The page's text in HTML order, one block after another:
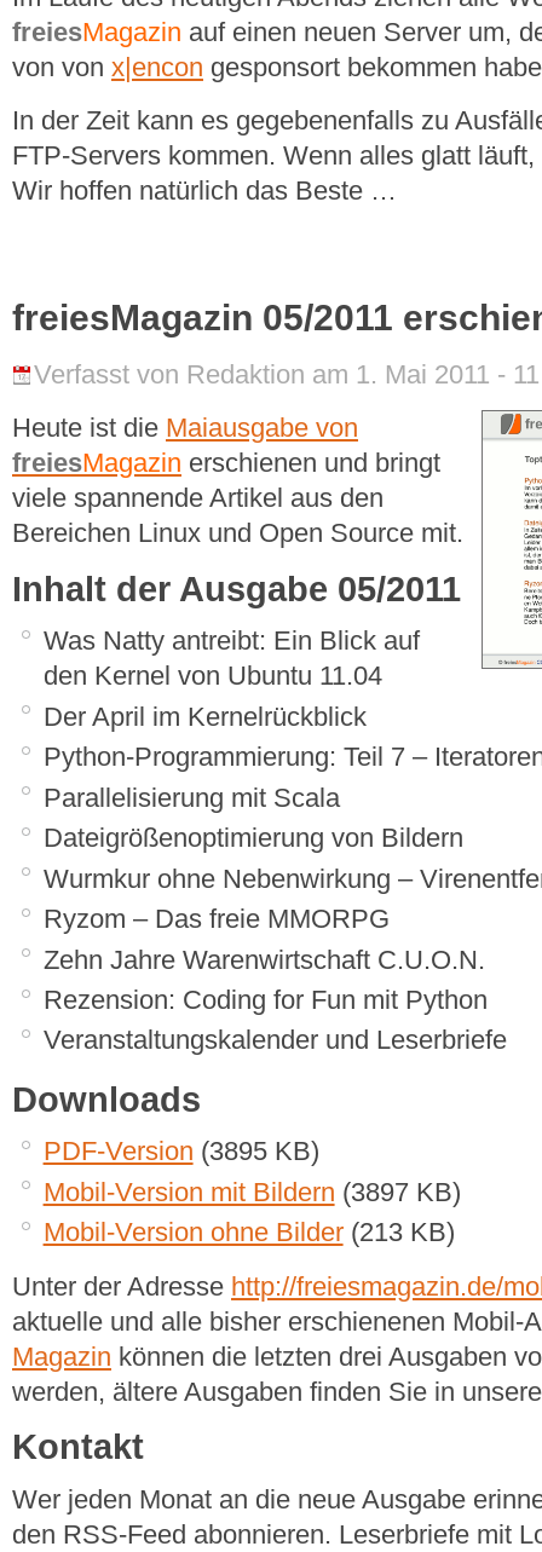
freiesMagazin auf einen neuen Server um,
von von x|encon gesponsort bekommen
In der Zeit kann es gegebenenfalls zu
FTP-Servers kommen. Wenn alles glatt
Wir hoffen natürlich das Beste …
freiesMagazin 05/2011
Verfasst von Redaktion am 1. Mai 2011 -
Heute ist die Maiausgabe von
freiesMagazin erschienen und bringt
viele spannende Artikel aus den
Bereichen Linux und Open Source mit.
Inhalt der Ausgabe 05/2011
Was Natty antreibt: Ein Blick auf
den Kernel von Ubuntu 11.04
Der April im Kernelrückblick
Python-Programmierung: Teil 7 –
Parallelisierung mit Scala
Dateigrößenoptimierung von Bildern
Wurmkur ohne Nebenwirkung –
Ryzom – Das freie MMORPG
Zehn Jahre Warenwirtschaft C.U.O.N.
Rezension: Coding for Fun mit Python
Veranstaltungskalender und Leserbriefe
Downloads
PDF-Version (3895 KB)
Mobil-Version mit Bildern (3897 KB)
Mobil-Version ohne Bilder(213 KB)
Unter der Adresse http://freiesmagazin.de/
aktuelle und alle bisher erschienenen Mobil-
Magazin können die letzten drei Ausgaben
werden, ältere Ausgaben finden Sie in
Kontakt
Wer jeden Monat an die neue Ausgabe
den RSS-Feed abonnieren. Leserbriefe mit